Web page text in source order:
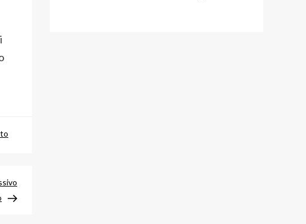
PEC
persuccessivo